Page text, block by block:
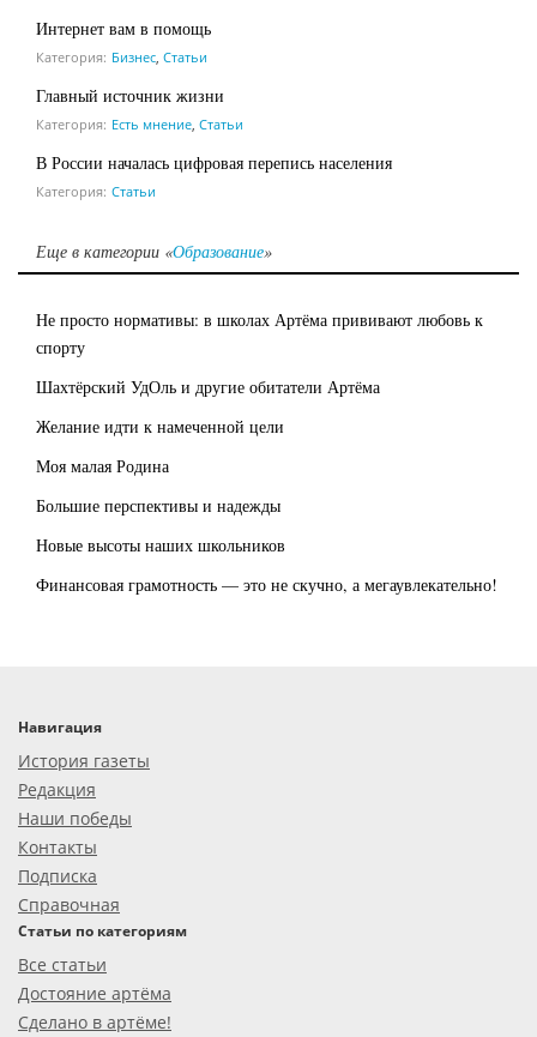
Интернет вам в помощь
Категория: Бизнес Статьи
Главный источник жизни
Категория: Есть мнение Статьи
В России началась цифровая перепись населения
Категория: Статьи
Еще в категории «Образование»
Не просто нормативы: в школах Артёма прививают любовь к
спорту
Шахтёрский УдОль и другие обитатели Артёма
Желание идти к намеченной цели
Моя малая Родина
Большие перспективы и надежды
Новые высоты наших школьников
Финансовая грамотность — это не скучно, а мегаувлекательно!
Навигация
История газеты
Редакция
Наши победы
Контакты
Подписка
Справочная
Статьи по категориям
Все статьи
Достояние артёма
Сделано в артёме!